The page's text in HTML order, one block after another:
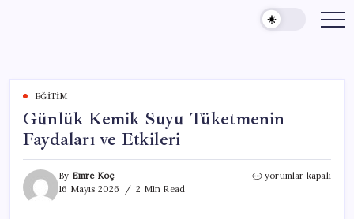
content
EĞITIM
Günlük Kemik Suyu Tüketmenin
Faydaları ve Etkileri
By Emre Koç
16 Mayıs 2026
2 Min Read
Günlük
yorumlar kapalı